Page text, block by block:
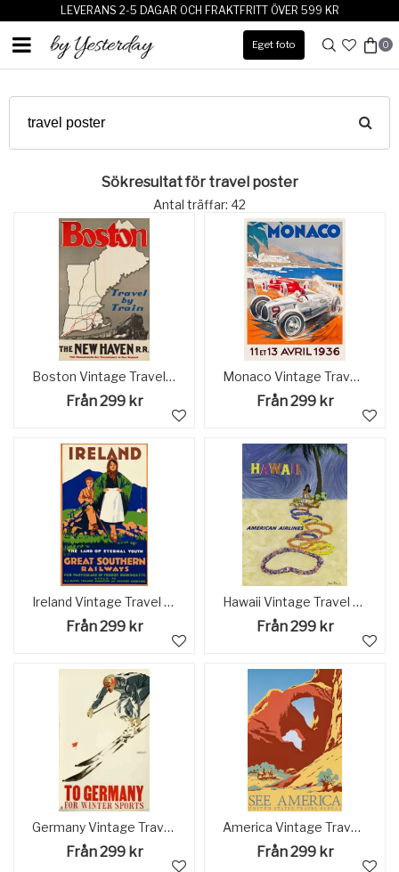
LEVERANS 2-5 DAGAR OCH FRAKTFRITT ÖVER 599 KR
Eget foto 0
Sökresultat för travel poster
Antal träffar: 42
Boston Vintage Travel Poster
Från 299 kr
Monaco Vintage Travel Poster
Från 299 kr
Ireland Vintage Travel Poster
Från 299 kr
Hawaii Vintage Travel Poster
Från 299 kr
Germany Vintage Travel Poster
Från 299 kr
America Vintage Travel Poster
Från 299 kr